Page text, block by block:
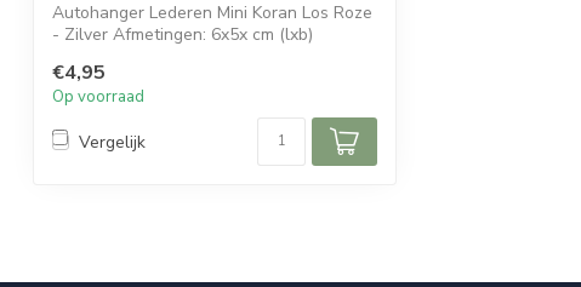
Autohanger Lederen Mini Koran Los Roze
- Zilver Afmetingen: 6x5x cm (lxb)
€4,95
Op voorraad
Vergelijk